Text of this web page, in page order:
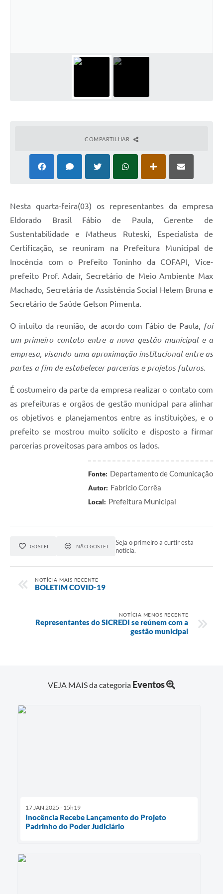
licenciamento ambiental
Fale conosco
COMPARTILHAR
Nesta quarta-feira(03) os representantes da empresa
Eldorado Brasil Fábio de Paula, Gerente de
Sustentabilidade e Matheus Ruteski, Especialista de
Certificação, se reuniram na Prefeitura Municipal de
Inocência com o Prefeito Toninho da COFAPI, Vice-
prefeito Prof. Adair, Secretário de Meio Ambiente Max
Machado, Secretária de Assistência Social Helem Bruna e
Secretário de Saúde Gelson Pimenta.
O intuito da reunião, de acordo com Fábio de Paula, foi
um primeiro contato entre a nova gestão municipal e a
empresa, visando uma aproximação institucional entre as
partes a fim de estabelecer parcerias e projetos futuros.
É costumeiro da parte da empresa realizar o contato com
as prefeituras e orgãos de gestão municipal para alinhar
os objetivos e planejamentos entre as instituições, e o
prefeito se mostrou muito solícito e disposto a firmar
parcerias proveitosas para ambos os lados.
Fonte: Departamento de Comunicação
Autor: Fabrício Corrêa
Local: Prefeitura Municipal
GOSTEI NÃO GOSTEI
Seja o primeiro a curtir esta
notícia.
NOTÍCIA MAIS RECENTE
BOLETIM COVID-19
NOTÍCIA MENOS RECENTE
Representantes do SICREDI se reúnem com a
gestão municipal
VEJA MAIS da categoria Eventos
17 JAN 2025 - 15h19
Inocência Recebe Lançamento do Projeto
Padrinho do Poder Judiciário